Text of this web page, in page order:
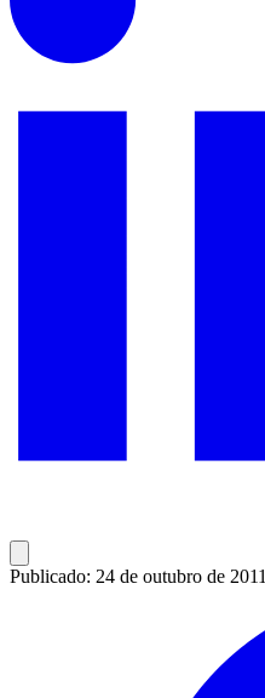
Publicado: 24 de outubro de 2011